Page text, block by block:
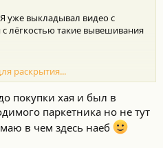
уже выкладывал видео с
лёгкостью такие вывешивания
раскрытия...
покупки хая и был в
паркетника но не тут
в чем здесь наеб